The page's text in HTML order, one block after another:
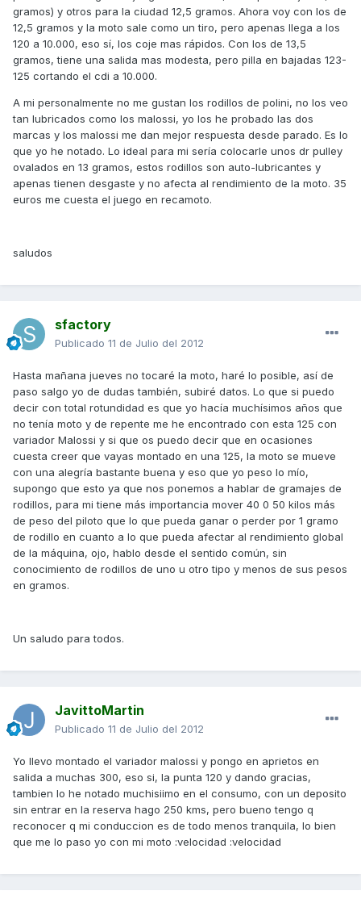
gramos) y otros para la ciudad 12,5 gramos. Ahora voy con los de
12,5 gramos y la moto sale como un tiro, pero apenas llega a los
120 a 10.000, eso sí, los coje mas rápidos. Con los de 13,5
gramos, tiene una salida mas modesta, pero pilla en bajadas 123-
125 cortando el cdi a 10.000.
A mi personalmente no me gustan los rodillos de polini, no los veo
tan lubricados como los malossi, yo los he probado las dos
marcas y los malossi me dan mejor respuesta desde parado. Es lo
que yo he notado. Lo ideal para mi sería colocarle unos dr pulley
ovalados en 13 gramos, estos rodillos son auto-lubricantes y
apenas tienen desgaste y no afecta al rendimiento de la moto. 35
euros me cuesta el juego en recamoto.
saludos
sfactory
Publicado 11 de Julio del 2012
Hasta mañana jueves no tocaré la moto, haré lo posible, así de
paso salgo yo de dudas también, subiré datos. Lo que si puedo
decir con total rotundidad es que yo hacía muchísimos años que
no tenía moto y de repente me he encontrado con esta 125 con
variador Malossi y si que os puedo decir que en ocasiones
cuesta creer que vayas montado en una 125, la moto se mueve
con una alegría bastante buena y eso que yo peso lo mío,
supongo que esto ya que nos ponemos a hablar de gramajes de
rodillos, para mi tiene más importancia mover 40 0 50 kilos más
de peso del piloto que lo que pueda ganar o perder por 1 gramo
de rodillo en cuanto a lo que pueda afectar al rendimiento global
de la máquina, ojo, hablo desde el sentido común, sin
conocimiento de rodillos de uno u otro tipo y menos de sus pesos
en gramos.
Un saludo para todos.
JavittoMartin
Publicado 11 de Julio del 2012
Yo llevo montado el variador malossi y pongo en aprietos en
salida a muchas 300, eso si, la punta 120 y dando gracias,
tambien lo he notado muchisiimo en el consumo, con un deposito
sin entrar en la reserva hago 250 kms, pero bueno tengo q
reconocer q mi conduccion es de todo menos tranquila, lo bien
que me lo paso yo con mi moto :velocidad :velocidad